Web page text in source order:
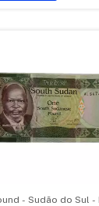
- Sudão do Sul -